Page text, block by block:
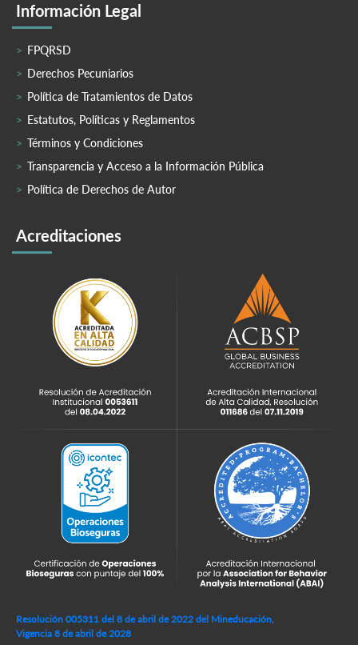
Información Legal
FPQRSD
Derechos Pecuniarios
Política de Tratamientos de Datos
Estatutos, Políticas y Reglamentos
Términos y Condiciones
Transparencia y Acceso a la Información Pública
Política de Derechos de Autor
Acreditaciones
Resolución 005311 del 8 de abril de 2022 del Mineducación,
Vigencia 8 de abril de 2028